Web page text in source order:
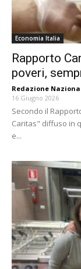
Economia Italia
Rapporto
poveri,
Redazione
16 Giugno 2026
Secondo il
Caritas" diffuso in
e...